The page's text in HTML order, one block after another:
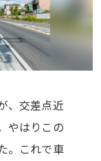
、交差点近
やはりこの
。これで車